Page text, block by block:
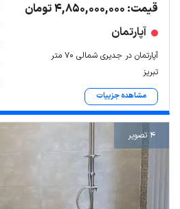
قیمت: 4,850,000,000 تومان
آپارتمان
آپارتمان در جدیری شمالی ۷۰ متر
تبریز
مشاهده جزییات
4 تصویر